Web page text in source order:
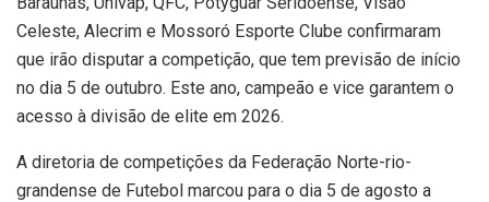
Celeste, Alecrim e Mossoró Esporte Clube confirmaram
que irão disputar a competição, que tem previsão de início
no dia 5 de outubro. Este ano, campeão e vice garantem o
acesso à divisão de elite em 2026.
A diretoria de competições da Federação Norte-rio-
grandense de Futebol marcou para o dia 5 de agosto a